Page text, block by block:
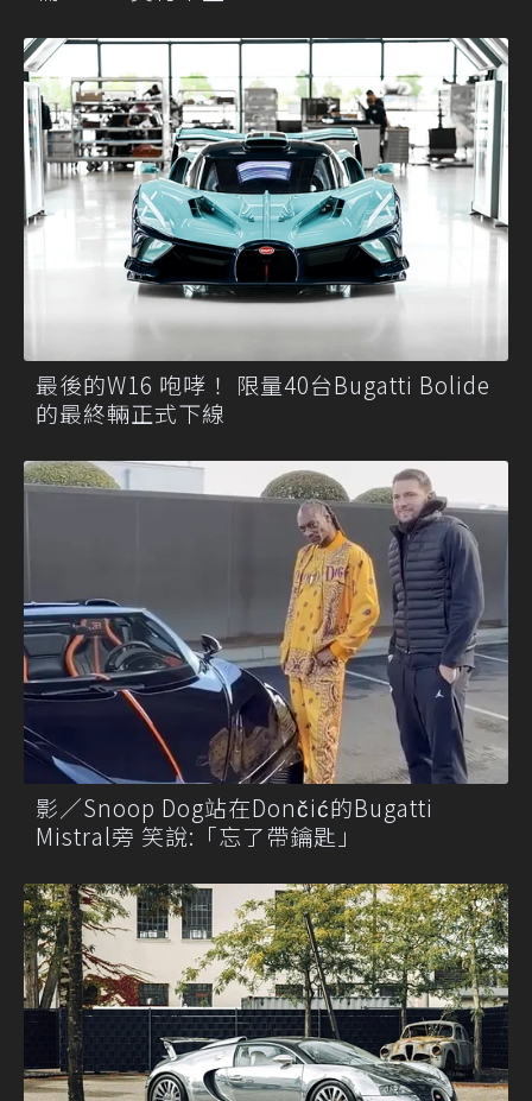
最後的W16 咆哮！ 限量40台Bugatti Bolide
的最終輛正式下線
影／Snoop Dog站在Dončić的Bugatti
Mistral旁 笑說:「忘了帶鑰匙」